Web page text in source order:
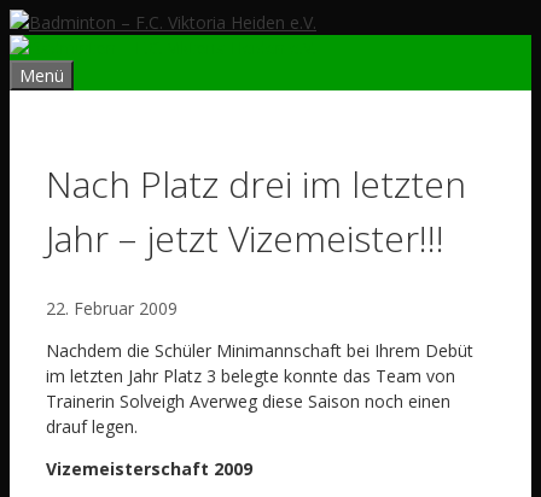
Zum
Inhalt
springen
Menü
Nach Platz drei im letzten
Jahr – jetzt Vizemeister!!!
22. Februar 2009
Nachdem die Schüler Minimannschaft bei Ihrem Debüt
im letzten Jahr Platz 3 belegte konnte das Team von
Trainerin Solveigh Averweg diese Saison noch einen
drauf legen.
Vizemeisterschaft 2009